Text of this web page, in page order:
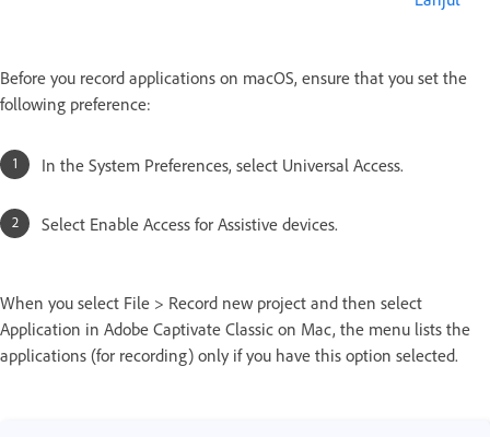
Before you record applications on macOS, ensure that you set the
following preference:
In the System Preferences, select Universal Access.
Select Enable Access for Assistive devices.
When you select File > Record new project and then select
Application in Adobe Captivate Classic on Mac, the menu lists the
applications (for recording) only if you have this option selected.